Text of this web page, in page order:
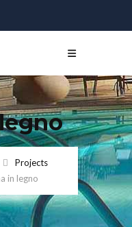
Projects
in legno